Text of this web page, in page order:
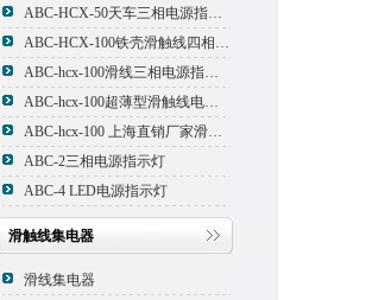
ABC-HCX-50天车三相电源指示灯
ABC-HCX-100铁壳滑触线四相电源指示灯
ABC-hcx-100滑线三相电源指示灯
ABC-hcx-100超薄型滑触线电源指示灯
ABC-hcx-100 上海直销厂家滑触线指示灯
ABC-2三相电源指示灯
ABC-4 LED电源指示灯
滑触线集电器
滑线集电器